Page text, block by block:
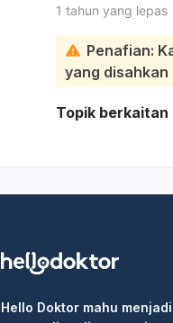
1 tahun yang lepas
Penafian:
yang disahkan
Topik berkaitan
Hello Doktor mahu